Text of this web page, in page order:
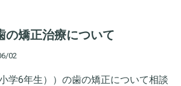
の矯正治療について
02
学6年生））の歯の矯正について相談